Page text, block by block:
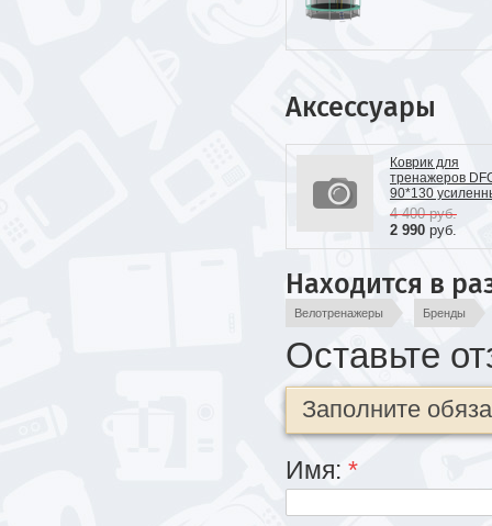
Аксессуары
Коврик для
тренажеров
90*130
4 400руб.
2 990 руб.
Находится в
Велотренажеры Бренды
Оставьте
Заполните
Имя: *